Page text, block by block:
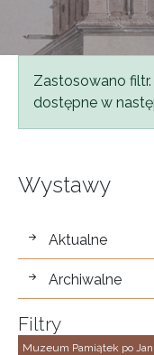
Status
Zastosowano
dostępne w
Wystawy
wystawy
Aktualne
Archiwalne
Filtry
Muzeum Pamiątek po